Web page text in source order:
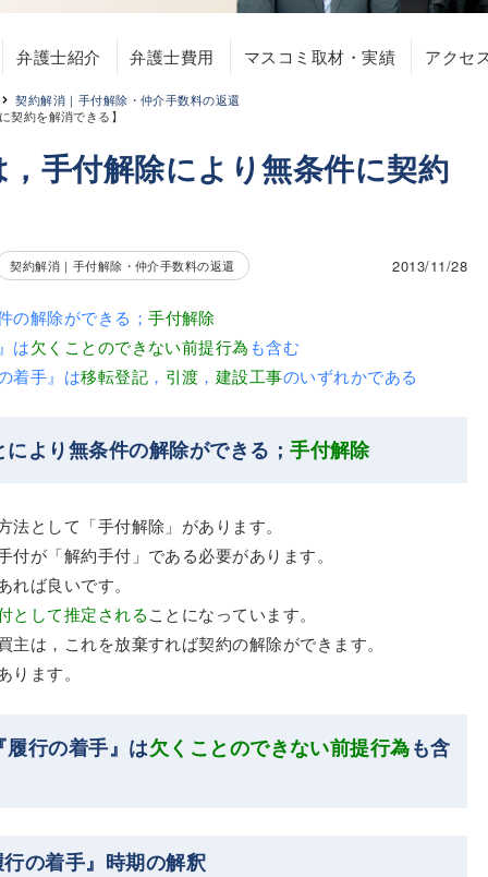
弁護士紹介 弁護士費用 マスコミ取材・実績 アクセ
契約解消｜手付解除・仲介手数料の返還
契約を解消できる】
手付解除により無条件に契約
契約解消｜手付解除・仲介手数料の返還 2013/11/28
の解除ができる；手付解除
は欠くことのできない前提行為 も含む
着手』は移転登記 ， 引渡 ， 建設工事のいずれかである
より無条件の解除ができる；手付解除
として「手付解除」があります。
が「解約手付」である必要があります。
ば良いです。
として推定されることになっています。
主は，これを放棄すれば契約の解除ができます。
ります。
行の着手』は欠くことのできない前提行為も含
の着手』時期の解釈